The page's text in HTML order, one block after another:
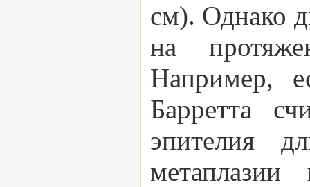
см). Однако
на
Например,
Барретта
эпителия